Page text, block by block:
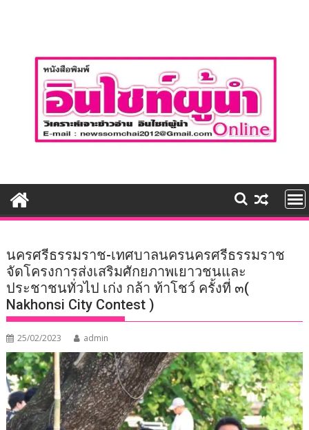
นครศรีธรรมราช-เทศบาลนครนครศรีธรรมราช
จัดโครงการส่งเสริมศักยภาพเยาวชนและ
ประชาชนทั่วไป เก่ง กล้า ท้าโชว์ ครั้งที่ ๓(
Nakhonsi City Contest )
25/02/2023 admin